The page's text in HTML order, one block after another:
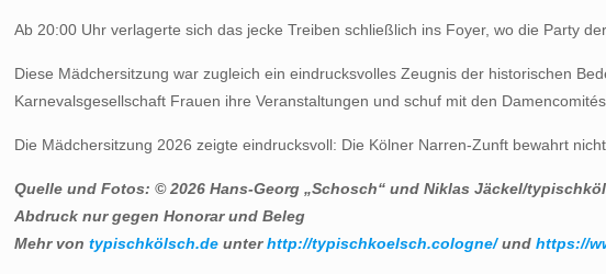
Ab 20:00 Uhr verlagerte sich das jecke Treiben schließlich ins Foyer, wo die Party
Diese Mädchersitzung war zugleich ein eindrucksvolles Zeugnis der historischen
Karnevalsgesellschaft Frauen ihre Veranstaltungen und schuf mit den
Die Mädchersitzung 2026 zeigte eindrucksvoll: Die Kölner Narren-Zunft bewahrt
Quelle und Fotos: © 2026 Hans-Georg „Schosch“ und Niklas Jäckel/
Abdruck nur gegen Honorar und Beleg
Mehr vontypischkölsch.de unterhttp://typischkoelsch.cologne/undhttps://